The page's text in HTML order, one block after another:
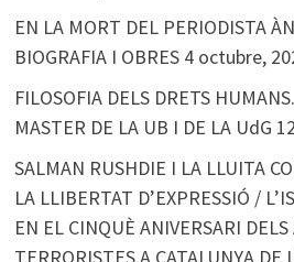
EN LA MORT DEL PERIODISTA
BIOGRAFIA I OBRES 4 octubre,
FILOSOFIA DELS DRETS
MASTER DE LA UB I DE LA UdG
SALMAN RUSHDIE I LA LLUITA
LA LLIBERTAT D’EXPRESSIÓ /
EN EL CINQUÈ ANIVERSARI